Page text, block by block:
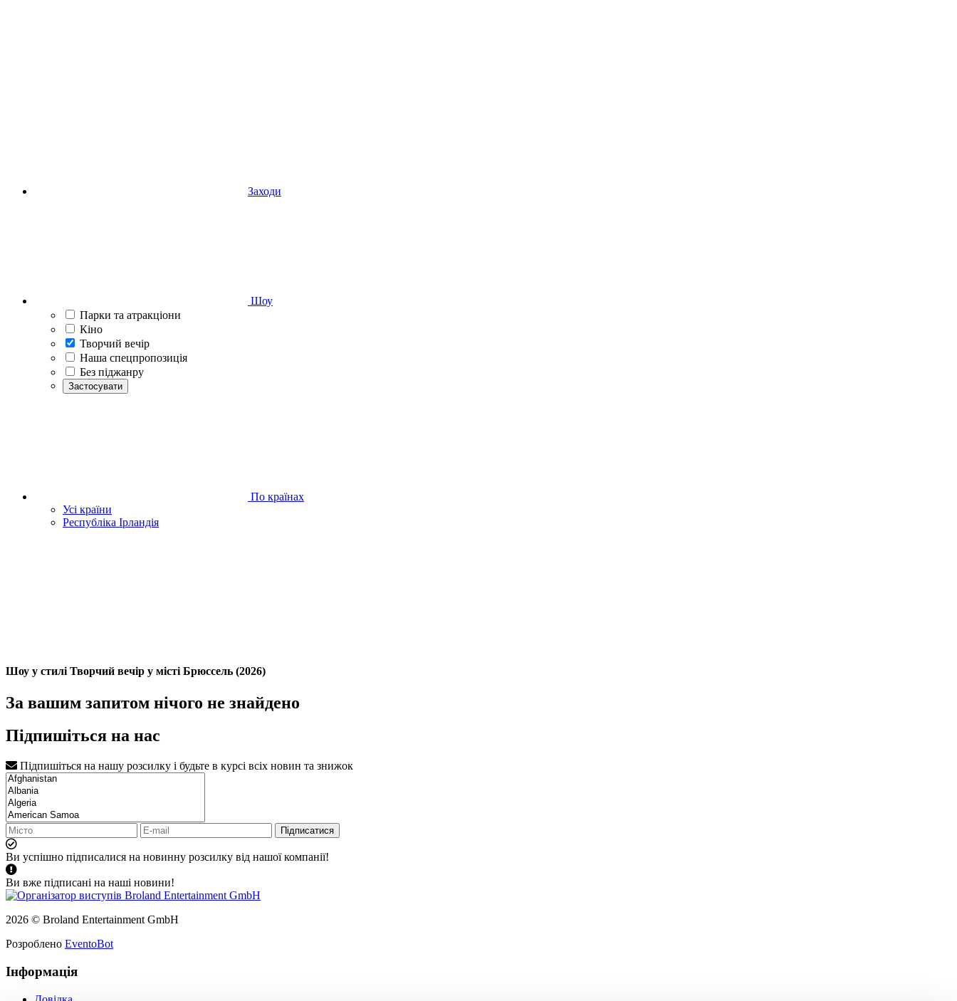
Заходи
Шоу
Парки та атракціони
Кіно
Творчий вечір
Наша спецпропозиція
Без піджанру
Застосувати
По країнах
Усі країни
Республіка Ірландія
Шоу у стилі Творчий вечір у місті Брюссель (2026)
За вашим запитом нічого не знайдено
Підпишіться на нас
Підпишіться на нашу розсилку і будьте в курсі всіх новин та знижок
Підписатися
Ви успішно підписалися на новинну розсилку від нашої компанії!
Ви вже підписані на наші новини!
2026 © Broland Entertainment GmbH
Розроблено EventoBot
Інформація